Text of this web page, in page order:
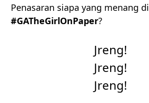
Penasaran siapa yang menang di
#GATheGirlOnPaper?
Jreng!
Jreng!
Jreng!